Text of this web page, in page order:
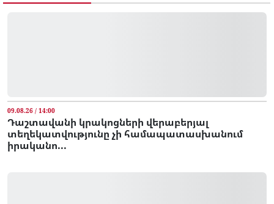
09.08.26 / 14:00
Դաշտավանի կրակոցների վերաբերյալ
տեղեկատվությունը չի համապատասխանում
իրականո...